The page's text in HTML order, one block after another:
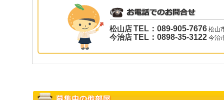
松山店 TEL：089-905-7676 松山
今治店 TEL：0898-35-3122 今治